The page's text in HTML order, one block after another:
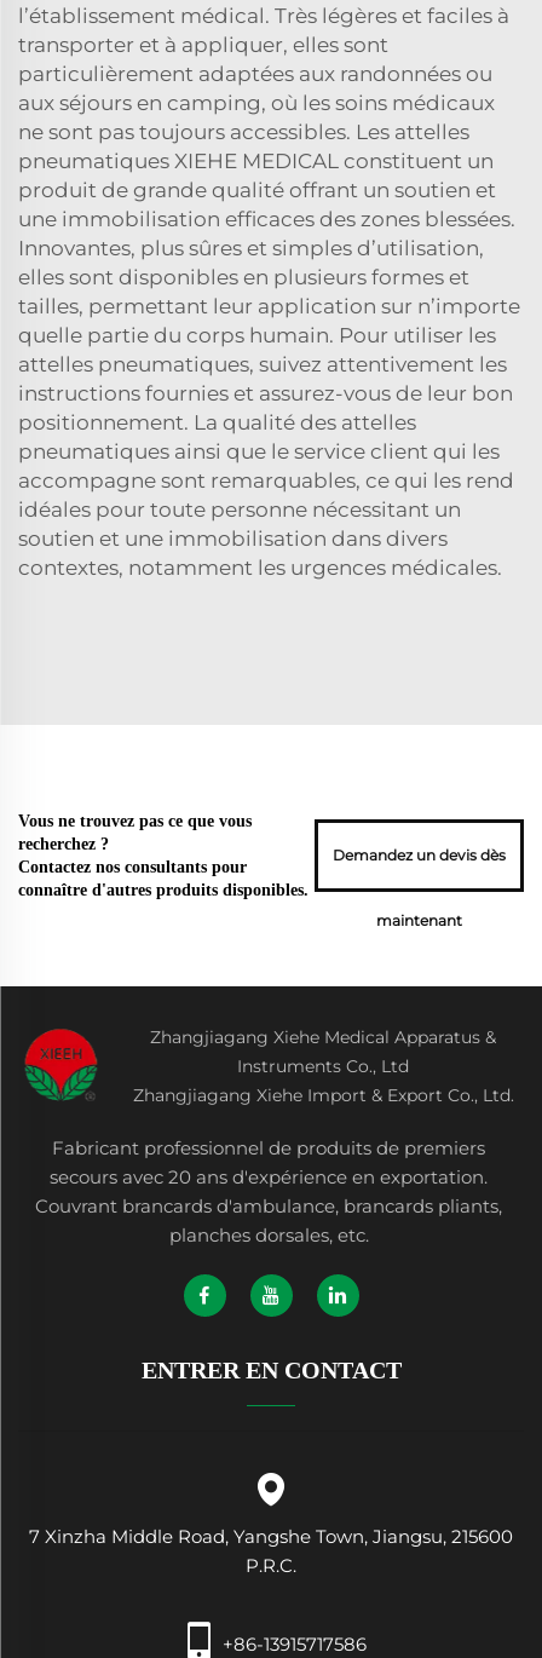
l’établissement médical. Très légères et faciles à
transporter et à appliquer, elles sont
particulièrement adaptées aux randonnées ou
aux séjours en camping, où les soins médicaux
ne sont pas toujours accessibles. Les attelles
pneumatiques XIEHE MEDICAL constituent un
produit de grande qualité offrant un soutien et
une immobilisation efficaces des zones blessées.
Innovantes, plus sûres et simples d’utilisation,
elles sont disponibles en plusieurs formes et
tailles, permettant leur application sur n’importe
quelle partie du corps humain. Pour utiliser les
attelles pneumatiques, suivez attentivement les
instructions fournies et assurez-vous de leur bon
positionnement. La qualité des attelles
pneumatiques ainsi que le service client qui les
accompagne sont remarquables, ce qui les rend
idéales pour toute personne nécessitant un
soutien et une immobilisation dans divers
contextes, notamment les urgences médicales.
Vous ne trouvez pas ce que vous
recherchez ?
Contactez nos consultants pour
connaître d'autres produits disponibles.
Demandez un devis dès
maintenant
Zhangjiagang Xiehe Medical Apparatus &
Instruments Co., Ltd
Zhangjiagang Xiehe Import & Export Co., Ltd.
Fabricant professionnel de produits de premiers
secours avec 20 ans d'expérience en exportation.
Couvrant brancards d'ambulance, brancards pliants,
planches dorsales, etc.
ENTRER EN CONTACT
7 Xinzha Middle Road, Yangshe Town, Jiangsu, 215600
P.R.C.
+86-13915717586